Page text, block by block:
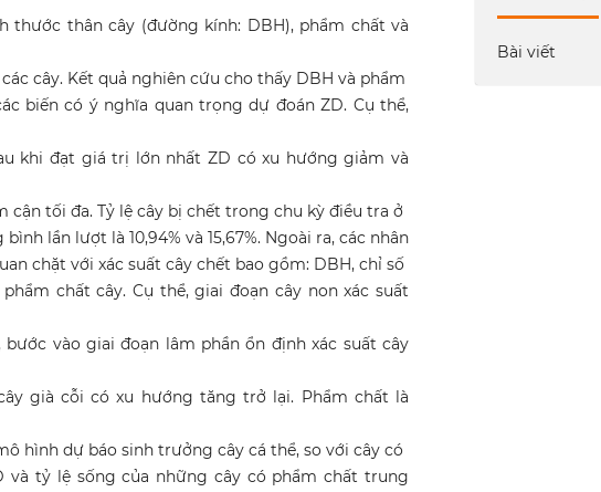
thước thân cây (đường kính: DBH), phẩm chất và
cây. Kết quả nghiên cứu cho thấy DBH và phẩm
biến có ý nghĩa quan trọng dự đoán ZD. Cụ thể,
khi đạt giá trị lớn nhất ZD có xu hướng giảm và
cận tối đa. Tỷ lệ cây bị chết trong chu kỳ điều tra ở
lần lượt là 10,94% và 15,67%. Ngoài ra, các nhân
chặt với xác suất cây chết bao gồm: DBH, chỉ số
chất cây. Cụ thể, giai đoạn cây non xác suất
bước vào giai đoạn lâm phần ổn định xác suất cây
già cỗi có xu hướng tăng trở lại. Phẩm chất là
hình dự báo sinh trưởng cây cá thể, so với cây có
và tỷ lệ sống của những cây có phẩm chất trung
Bài viết